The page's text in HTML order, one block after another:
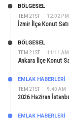
TEM 21ST 12:02 PM
BÖLGESEL
İzmir İlçe Konut
TEM 21ST 11:11 AM
BÖLGESEL
Ankara İlçe Konut
TEM 21ST 9:40 AM
EMLAK HABERLERI
2026 Haziran
EMLAK HABERLERI